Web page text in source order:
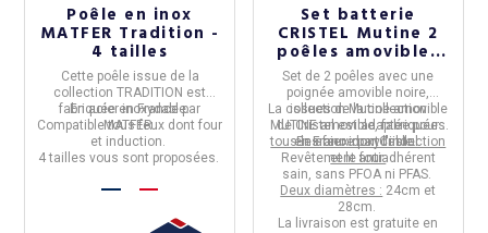
(15 avis)
Poêle en inox
MATFER Tradition -
4 tailles
Cettepoêleissue de la
collectionTRADITION est
fabriquée en France par
MATFER.
Enacier inoxydable.
Compatible tous feux dont four
et induction.
4 tailles vous sont proposées.
Set batterie
CRISTEL Mutine 2
poêles amovibles
24 et 28cm avec
poignée
Set de 2 poêles avec une
poignée amovible noire,
issues de la collection
MUTINE amovible,fabriquées
enFranceparCristel.
La collection Mutine amovible
de Cristelest adaptée pour
tous les feux dont l'induction
et le four.
Enacier inoxydable.
Revêtement antiadhérent
sain, sans PFOA ni PFAS.
Deux diamètres : 24cm et
28cm.
La livraison est gratuite en